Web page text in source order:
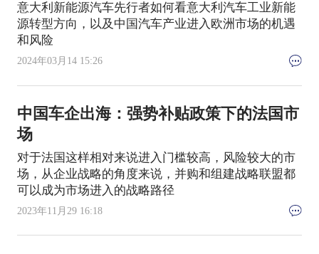
意大利新能源汽车先行者如何看意大利汽车工业新能
源转型方向，以及中国汽车产业进入欧洲市场的机遇
和风险
2024年03月14 15:26
中国车企出海：强势补贴政策下的法国市
场
对于法国这样相对来说进入门槛较高，风险较大的市
场，从企业战略的角度来说，并购和组建战略联盟都
可以成为市场进入的战略路径
2023年11月29 16:18